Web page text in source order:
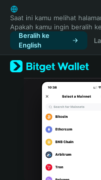
English
日本語
Tiếng Việt
Русский
Español (Latinoamérica)
Türkçe
Italiano
Português (Portugal)
Bahasa Indonesia
Saat ini kamu melihat
Apakah kamu ingin beralih ke
Beralih ke
English